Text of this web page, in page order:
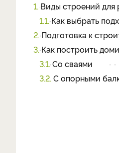
1. Виды строений для
1.1. Как выбрать
2. Подготовка к
3. Как построить
3.1. Со сваями
3.2. С опорными